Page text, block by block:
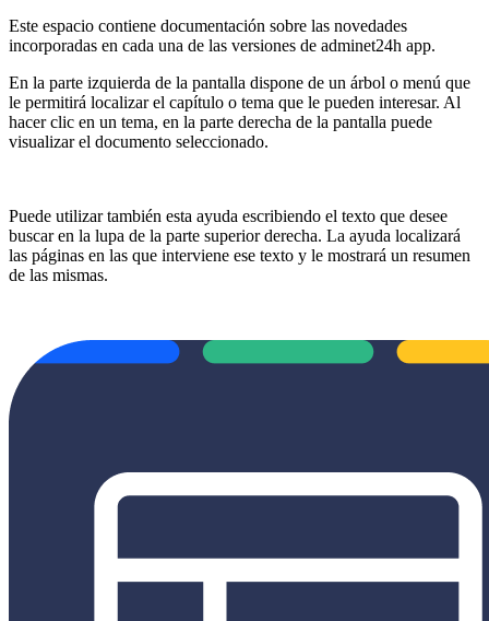
Este espacio contiene documentación sobre las novedades
incorporadas en cada una de las versiones de adminet24h app.
En la parte izquierda de la pantalla dispone de un árbol o menú que
le permitirá localizar el capítulo o tema que le pueden interesar. Al
hacer clic en un tema, en la parte derecha de la pantalla puede
visualizar el documento seleccionado.
Puede utilizar también esta ayuda escribiendo el texto que desee
buscar en la lupa de la parte superior derecha. La ayuda localizará
las páginas en las que interviene ese texto y le mostrará un resumen
de las mismas.